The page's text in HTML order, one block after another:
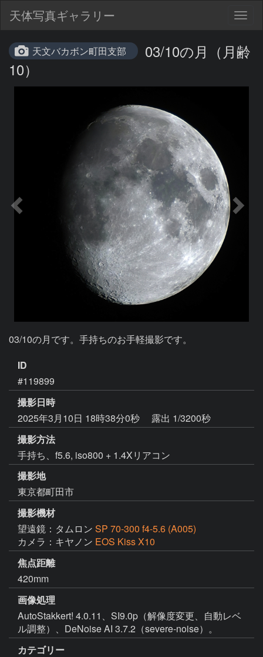
天体写真ギャラリー
天文バカボン町田支部
03/10の月（月齢
10）
03/10の月です。手持ちのお手軽撮影です。
ID
#119899
撮影日時
2025年3月10日 18時38分0秒
露出 1/3200秒
撮影方法
手持ち、f5.6, iso800 + 1.4Xリアコン
撮影地
東京都町田市
撮影機材
望遠鏡：タムロン SP 70-300 f4-5.6 (A005)
カメラ：キヤノン EOS Kiss X10
焦点距離
420mm
画像処理
AutoStakkert! 4.0.11、SI9.0p（解像度変更、自動レベ
ル調整）、DeNoise AI 3.7.2（severe-noise）。
カテゴリー